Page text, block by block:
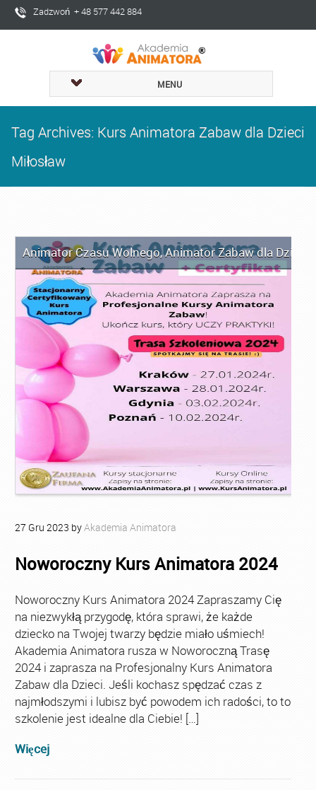
Zadzwoń + 48 577 442 884
MENU
Tag Archives: Kurs Animatora Zabaw dla Dzieci
Miłosław
Animator Czasu Wolnego,Animator Zabaw dla Dzieci
27 Gru 2023 byAkademia Animatora
Noworoczny Kurs Animatora 2024
Noworoczny Kurs Animatora 2024 Zapraszamy Cię
na niezwykłą przygodę, która sprawi, że każde
dziecko na Twojej twarzy będzie miało uśmiech!
Akademia Animatora rusza w Noworoczną Trasę
2024 i zaprasza na Profesjonalny Kurs Animatora
Zabaw dla Dzieci. Jeśli kochasz spędzać czas z
najmłodszymi i lubisz być powodem ich radości, to to
szkolenie jest idealne dla Ciebie! […]
Więcej